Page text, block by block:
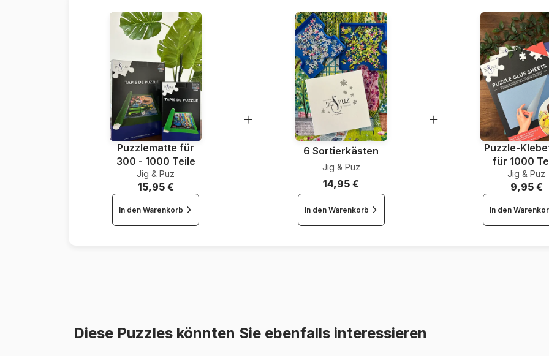
Puzzlematte für
300 - 1000 Teile
Jig & Puz
15,95 €
In den Warenkorb
6 Sortierkästen
Jig & Puz
14,95 €
In den Warenkorb
Puzzle-
für 1000
Jig & Puz
9,95 €
In den
Diese Puzzles könnten Sie ebenfalls interessieren